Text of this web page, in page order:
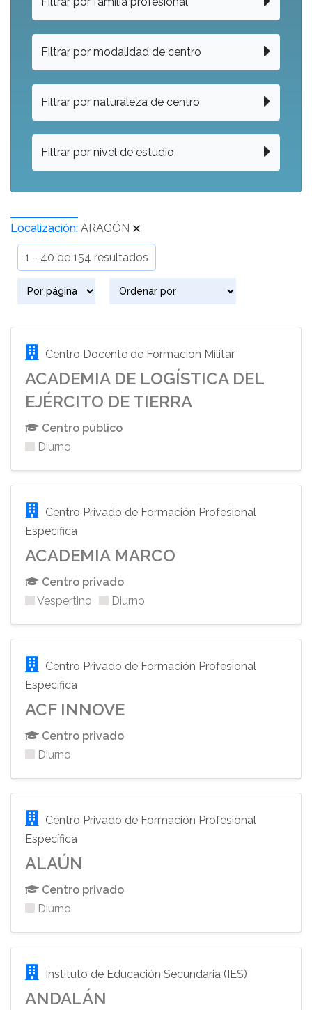
Localización: ARAGÓN
1 - 40 de 154 resultados
Centro Docente de Formación Militar
ACADEMIA DE LOGÍSTICA DEL
EJÉRCITO DE TIERRA
Centro público
Diurno
Centro Privado de Formación Profesional
Específica
ACADEMIA MARCO
Centro privado
Vespertino
Diurno
Centro Privado de Formación Profesional
Específica
ACF INNOVE
Centro privado
Diurno
Centro Privado de Formación Profesional
Específica
ALAÚN
Centro privado
Diurno
Instituto de Educación Secundaria (IES)
ANDALÁN
Filtrar por modalidad de centro
Filtrar por naturaleza de centro
Filtrar por nivel de estudio